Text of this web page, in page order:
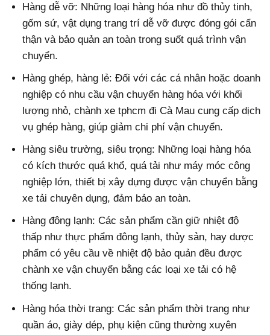
Hàng dễ vỡ: Những loại hàng hóa như đồ thủy tinh,
gốm sứ, vật dụng trang trí dễ vỡ được đóng gói cẩn
thận và bảo quản an toàn trong suốt quá trình vận
chuyển.
Hàng ghép, hàng lẻ: Đối với các cá nhân hoặc doanh
nghiệp có nhu cầu vận chuyển hàng hóa với khối
lượng nhỏ, chành xe tphcm đi Cà Mau cung cấp dịch
vụ ghép hàng, giúp giảm chi phí vận chuyển.
Hàng siêu trường, siêu trọng: Những loại hàng hóa
có kích thước quá khổ, quá tải như máy móc công
nghiệp lớn, thiết bị xây dựng được vận chuyển bằng
xe tải chuyên dụng, đảm bảo an toàn.
Hàng đông lạnh: Các sản phẩm cần giữ nhiệt độ
thấp như thực phẩm đông lạnh, thủy sản, hay dược
phẩm có yêu cầu về nhiệt độ bảo quản đều được
chành xe vận chuyển bằng các loại xe tải có hệ
thống lạnh.
Hàng hóa thời trang: Các sản phẩm thời trang như
quần áo, giày dép, phụ kiện cũng thường xuyên